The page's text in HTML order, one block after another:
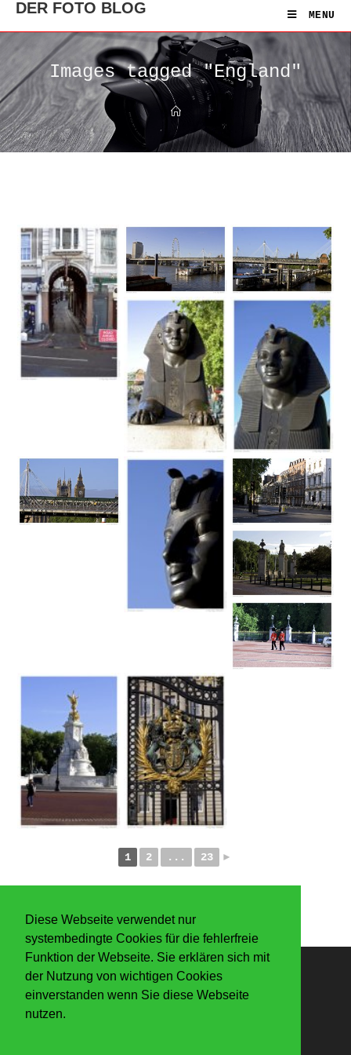
Diese Webseite verwendet nur
systembedingte Cookies für die fehlerfreie
Funktion der Webseite. Sie erklären sich mit
der Nutzung von wichtigen Cookies
einverstanden wenn Sie diese Webseite
nutzen.
DER FOTO BLOG MENU
Images tagged "England"
1 2 ... 23 ►
Anmelden